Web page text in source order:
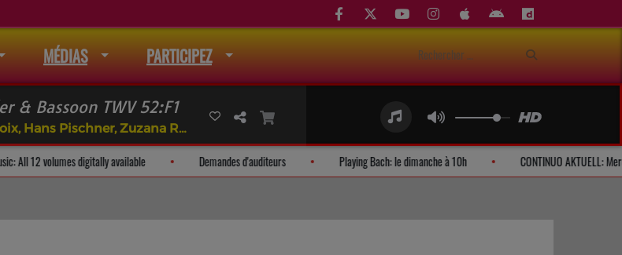
MÉDIAS PARTICIPEZ
& Bassoon TWV 52:F1
Isolde Ahlgrimm, Robert Veyron-Lacroix, Hans Pischner, Zuzana Ruzicková (CC PDM 1.0)
The Art of Music: All 12 volumes digitally available Demandes d'auditeurs Playing Bach: le dimanche à 10h